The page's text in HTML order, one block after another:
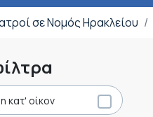
σε Νομός Ηρακλείου
κατ' οίκον